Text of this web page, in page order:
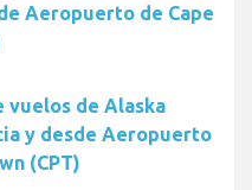
Aeropuerto de Cape
vuelos de Alaska
y desde Aeropuerto
(CPT)